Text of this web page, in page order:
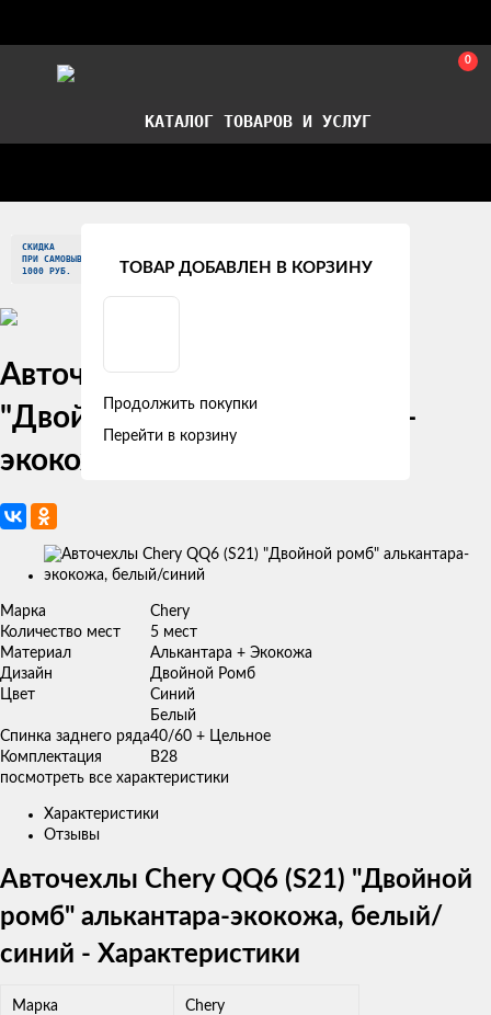
0
КАТАЛОГ ТОВАРОВ И УСЛУГ
Авточехлы Chery QQ6 (S21)
"Двойной ромб" алькантара-
экокожа, белый/синий
Изображения
СКИДКА
ПРИ САМОВЫВОЗЕ
1000 РУБ.
Марка
Chery
Количество мест
5 мест
Материал
Алькантара + Экокожа
Дизайн
Двойной Ромб
Цвет
Синий
Белый
Спинка заднего ряда40/60 + Цельное
Комплектация
B28
посмотреть все характеристики
Характеристики
Отзывы
Авточехлы Chery QQ6 (S21) "Двойной
ромб" алькантара-экокожа, белый/
синий - Характеристики
Марка Chery
ТОВАР ДОБАВЛЕН В КОРЗИНУ
Продолжить покупки
Перейти в корзину